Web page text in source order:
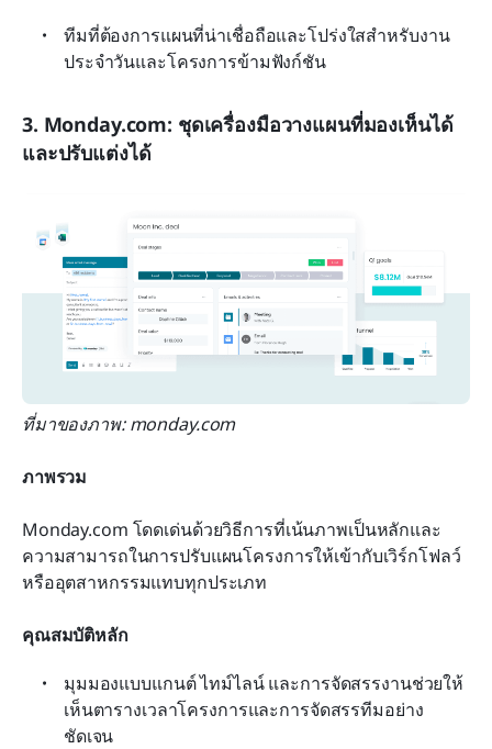
ทีมที่ต้องการแผนที่น่าเชื่อถือและโปร่งใสสำหรับงาน
ประจำวันและโครงการข้ามฟังก์ชัน
3. Monday.com: ชุดเครื่องมือวางแผนที่มองเห็นได้
และปรับแต่งได้
ที่มาของภาพ: monday.com
ภาพรวม
Monday.com โดดเด่นด้วยวิธีการที่เน้นภาพเป็นหลักและ
ความสามารถในการปรับแผนโครงการให้เข้ากับเวิร์กโฟลว์
หรืออุตสาหกรรมแทบทุกประเภท
คุณสมบัติหลัก
มุมมองแบบแกนต์ ไทม์ไลน์ และการจัดสรรงานช่วยให้
เห็นตารางเวลาโครงการและการจัดสรรทีมอย่าง
ชัดเจน